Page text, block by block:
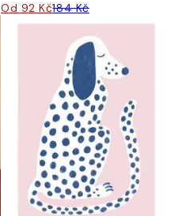
Od 92 Kč184 Kč